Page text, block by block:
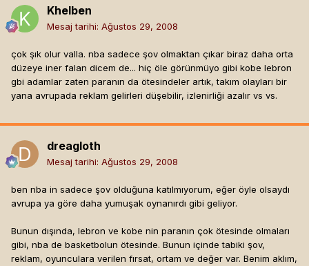
Khelben
Mesaj tarihi: Ağustos 29, 2008
çok şık olur valla. nba sadece şov olmaktan çıkar biraz daha orta
düzeye iner falan dicem de... hiç öle görünmüyo gibi kobe lebron
gbi adamlar zaten paranın da ötesindeler artık, takım olayları bir
yana avrupada reklam gelirleri düşebilir, izlenirliği azalır vs vs.
dreagloth
Mesaj tarihi: Ağustos 29, 2008
ben nba in sadece şov olduğuna katılmıyorum, eğer öyle olsaydı
avrupa ya göre daha yumuşak oynanırdı gibi geliyor.
Bunun dışında, lebron ve kobe nin paranın çok ötesinde olmaları
gibi, nba de basketbolun ötesinde. Bunun içinde tabiki şov,
reklam, oyunculara verilen fırsat, ortam ve değer var. Benim aklım,